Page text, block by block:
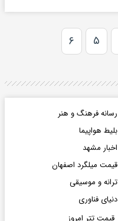
۵ ۶
رسانه فرهنگ و هنر
بلیط هواپیما
اخبار مشهد
قیمت میلگرد اصفهان
ترانه و موسیقی
دنیای فناوری